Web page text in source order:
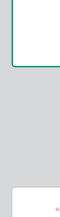
©